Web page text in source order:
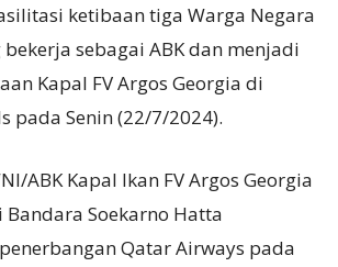
ketibaan tiga Warga Negara
sebagai ABK dan menjadi
Kapal FV Argos Georgia di
pada Senin (22/7/2024).
ABK Kapal Ikan FV Argos Georgia
Soekarno Hatta
Qatar Airways pada